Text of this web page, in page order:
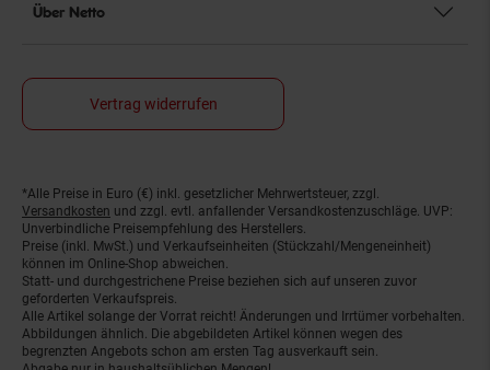
Über Netto
Vertrag widerrufen
Fußnoten
*Alle Preise in Euro (€) inkl. gesetzlicher Mehrwertsteuer, zzgl.
Versandkosten und zzgl. evtl. anfallender Versandkostenzuschläge. UVP:
Unverbindliche Preisempfehlung des Herstellers.
Preise (inkl. MwSt.) und Verkaufseinheiten (Stückzahl/Mengeneinheit)
können im Online-Shop abweichen.
Statt- und durchgestrichene Preise beziehen sich auf unseren zuvor
geforderten Verkaufspreis.
Alle Artikel solange der Vorrat reicht! Änderungen und Irrtümer vorbehalten.
Abbildungen ähnlich. Die abgebildeten Artikel können wegen des
begrenzten Angebots schon am ersten Tag ausverkauft sein.